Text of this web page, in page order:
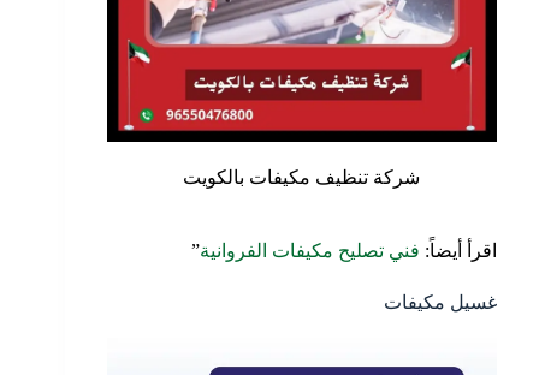
شركة تنظيف مكيفات بالكويت
اقرأ أيضاً: فني تصليح مكيفات الفروانية”
غسيل مكيفات